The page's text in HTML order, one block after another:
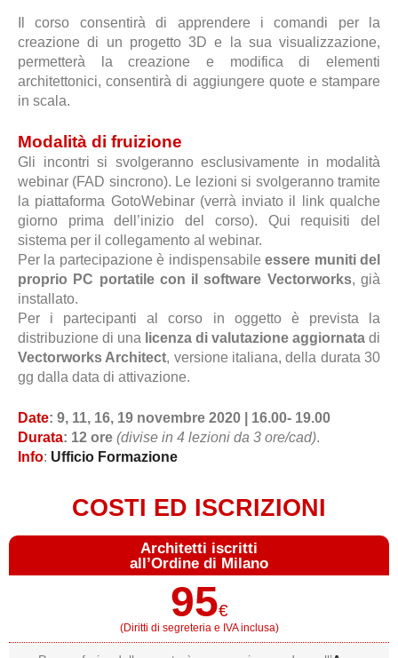
Il corso consentirà di apprendere i comandi per la
creazione di un progetto 3D e la sua visualizzazione,
permetterà la creazione e modifica di elementi
architettonici, consentirà di aggiungere quote e stampare
in scala.
Modalità di fruizione
Gli incontri si svolgeranno esclusivamente in modalità
webinar (FAD sincrono). Le lezioni si svolgeranno tramite
la piattaforma GotoWebinar (verrà inviato il link qualche
giorno prima dell’inizio del corso). Qui requisiti del
sistema per il collegamento al webinar.
Per la partecipazione è indispensabileessere muniti del
proprio PC portatile con il software Vectorworks, già
installato.
Per i partecipanti al corso in oggetto è prevista la
distribuzione di una licenza di valutazione aggiornata di
Vectorworks Architect, versione italiana, della durata 30
gg dalla data di attivazione.
Date: 9, 11, 16, 19 novembre 2020 | 16.00- 19.00
Durata: 12 ore (divise in 4 lezioni da 3 ore/cad).
Info: Ufficio Formazione
COSTI ED ISCRIZIONI
Architetti iscritti
all’Ordine di Milano
95€
(Diritti di segreteria e IVA inclusa)